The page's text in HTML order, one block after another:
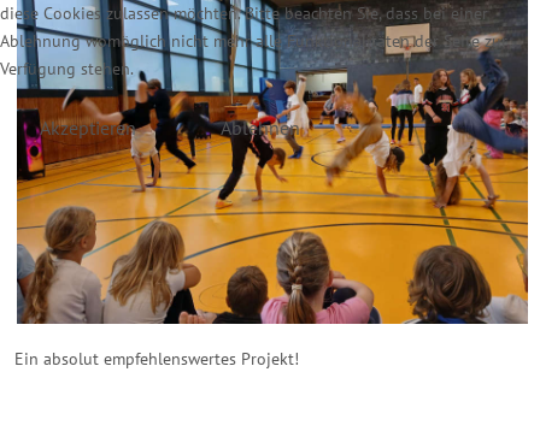
Ein absolut empfehlenswertes Projekt!
diese Cookies zulassen möchten. Bitte beachten Sie, dass bei einer
Ablehnung womöglich nicht mehr alle Funktionalitäten der Seite zur
Verfügung stehen.
Akzeptieren Ablehnen